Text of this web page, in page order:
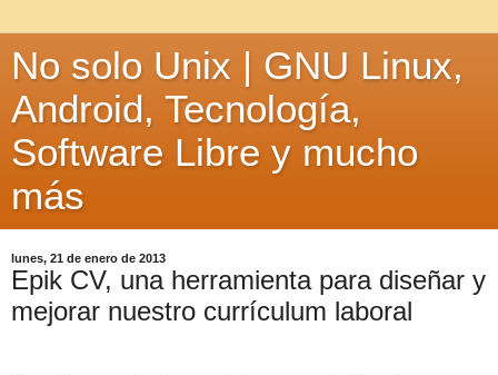
No solo Unix | GNU Linux,
Android, Tecnología,
Software Libre y mucho
más
lunes, 21 de enero de 2013
Epik CV, una herramienta para diseñar y
mejorar nuestro currículum laboral